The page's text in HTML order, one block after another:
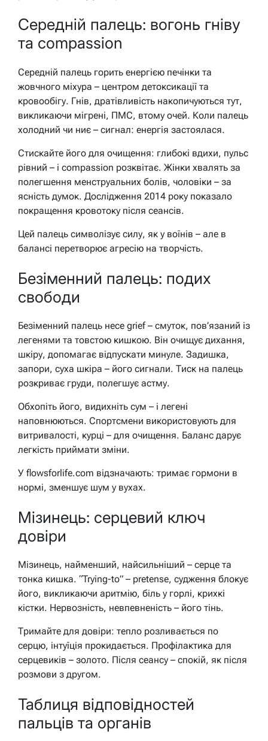
Середній палець: вогонь гніву
та compassion
Середній палець горить енергією печінки та
жовчного міхура – центром детоксикації та
кровообігу. Гнів, дратівливість накопичуються тут,
викликаючи мігрені, ПМС, втому очей. Коли палець
холодний чи ниє – сигнал: енергія застоялася.
Стискайте його для очищення: глибокі вдихи, пульс
рівний – і compassion розквітає. Жінки хвалять за
полегшення менструальних болів, чоловіки – за
ясність думок. Дослідження 2014 року показало
покращення кровотоку після сеансів.
Цей палець символізує силу, як у воїнів – але в
балансі перетворює агресію на творчість.
Безіменний палець: подих
свободи
Безіменний палець несе grief – смуток, пов’язаний із
легенями та товстою кишкою. Він очищує дихання,
шкіру, допомагає відпускати минуле. Задишка,
запори, суха шкіра – його сигнали. Тиск на палець
розкриває груди, полегшує астму.
Обхопіть його, видихніть сум – і легені
наповнюються. Спортсмени використовують для
витривалості, курці – для очищення. Баланс дарує
легкість приймати зміни.
У flowsforlife.com відзначають: тримає гормони в
нормі, зменшує шум у вухах.
Мізинець: серцевий ключ
довіри
Мізинець, найменший, найсильніший – серце та
тонка кишка. “Trying-to” – pretense, судження блокує
його, викликаючи аритмію, біль у горлі, крихкі
кістки. Нервозність, невпевненість – його тінь.
Тримайте для довіри: тепло розливається по
серцю, інтуїція прокидається. Профілактика для
серцевиків – золото. Після сеансу – спокій, як після
розмови з другом.
Таблиця відповідностей
пальців та органів